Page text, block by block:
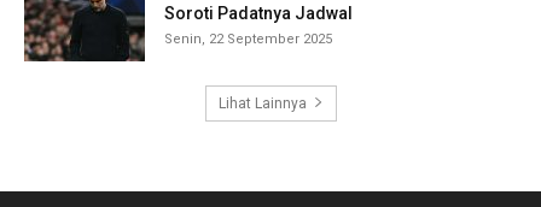
Soroti Padatnya Jadwal
Senin, 22 September 2025
Lihat Lainnya